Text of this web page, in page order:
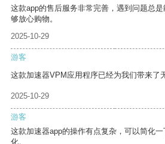
这款app的售后服务非常完善，遇到问题总
够放心购物。
2025-10-29
游客
这款加速器VPM应用程序已经为我们带来了
2025-10-29
游客
这款加速器app的操作有点复杂，可以简化
化。